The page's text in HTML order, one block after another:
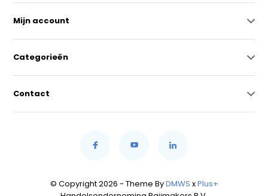
Mijn account
Categorieën
Contact
© Copyright 2026 - Theme ByDMWS xPlus+